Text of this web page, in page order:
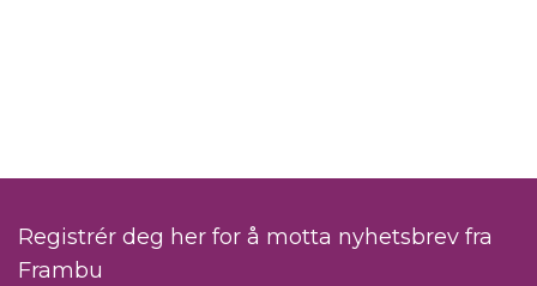
Registrér deg her for å motta nyhetsbrev fra
Frambu